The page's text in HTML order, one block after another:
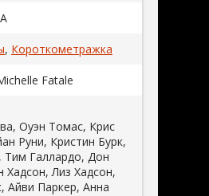
, Короткометражка
Fatale
Оуэн Томас, Крис
Руни, Кристин Бурк,
Тим Галлардо, Дон
Лиз Хадсон,
Айви Паркер, Анна